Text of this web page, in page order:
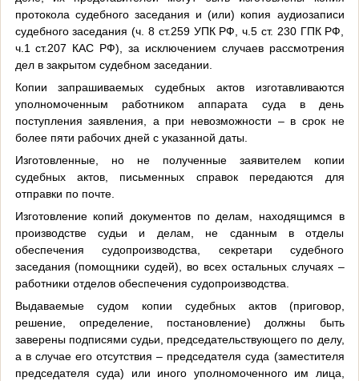
протокола судебного заседания и (или) копия аудиозаписи
судебного заседания (ч. 8 ст.259 УПК РФ, ч.5 ст. 230 ГПК РФ,
ч.1 ст.207 КАС РФ), за исключением случаев рассмотрения
дел в закрытом судебном заседании.
Копии запрашиваемых судебных актов изготавливаются
уполномоченным работником аппарата суда в день
поступления заявления, а при невозможности – в срок не
более пяти рабочих дней с указанной даты.
Изготовленные, но не полученные заявителем копии
судебных актов, письменных справок передаются для
отправки по почте.
Изготовление копий документов по делам, находящимся в
производстве судьи и делам, не сданным в отделы
обеспечения судопроизводства, секретари судебного
заседания (помощники судей), во всех остальных случаях –
работники отделов обеспечения судопроизводства.
Выдаваемые судом копии судебных актов (приговор,
решение, определение, постановление) должны быть
заверены подписями судьи, председательствующего по делу,
а в случае его отсутствия – председателя суда (заместителя
председателя суда) или иного уполномоченного им лица,